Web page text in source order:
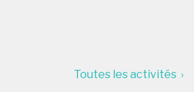
Toutes les activités ›